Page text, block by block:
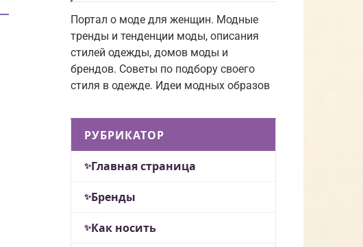
Портал о моде для женщин. Модные
тренды и тенденции моды, описания
стилей одежды, домов моды и
брендов. Советы по подбору своего
стиля в одежде. Идеи модных образов
РУБРИКАТОР
Главная страница
Бренды
Как носить